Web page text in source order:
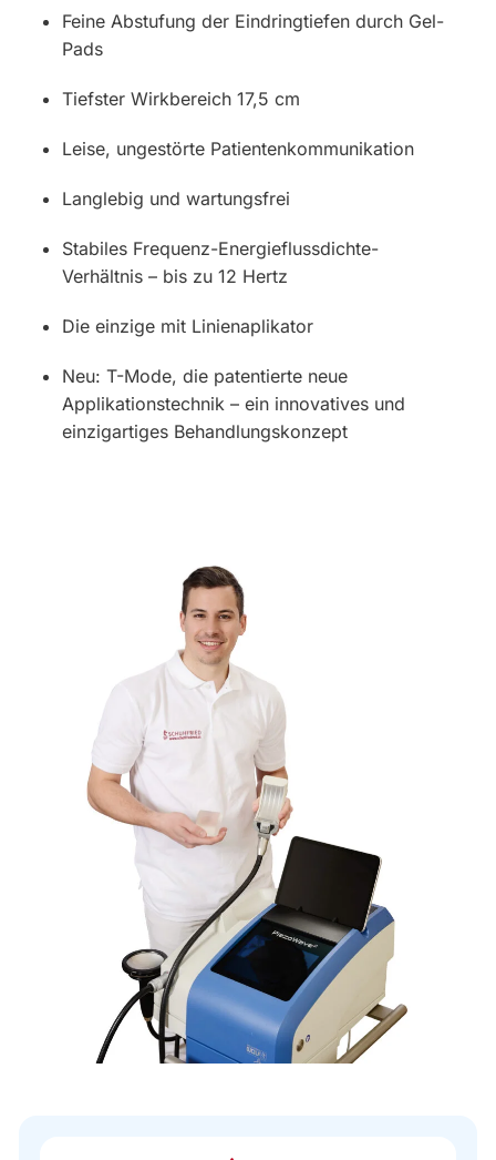
Feine Abstufung der Eindringtiefen durch Gel-
Pads
Tiefster Wirkbereich 17,5 cm
Leise, ungestörte Patientenkommunikation
Langlebig und wartungsfrei
Stabiles Frequenz-Energieflussdichte-
Verhältnis – bis zu 12 Hertz
Die einzige mit Linienaplikator
Neu: T-Mode, die patentierte neue
Applikationstechnik – ein innovatives und
einzigartiges Behandlungskonzept